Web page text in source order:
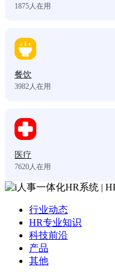
1875人在用
餐饮
3982人在用
医疗
7620人在用
行业动态
HR专业知识
科技前沿
产品
其他